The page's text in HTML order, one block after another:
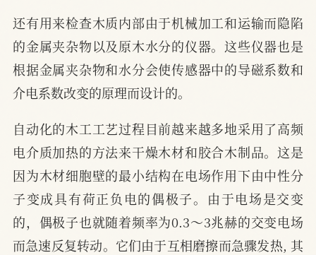
还有用来检查木质内部由于机械加工和运输而隐陷
的金属夹杂物以及原木水分的仪器。这些仪器也是
根据金属夹杂物和水分会使传感器中的导磁系数和
介电系数改变的原理而设计的。
自动化的木工工艺过程目前越来越多地采用了高频
电介质加热的方法来干燥木材和胶合木制品。这是
因为木材细胞壁的最小结构在电场作用下由中性分
子变成具有荷正负电的偶极子。由于电场是交变
的，偶极子也就随着频率为0.3～3兆赫的交变电场
而急速反复转动。它们由于互相磨擦而急骤发热, 其